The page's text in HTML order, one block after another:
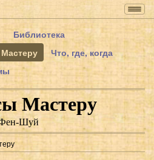
Библиотека
Что, где, когда
Мастеру
Шуй